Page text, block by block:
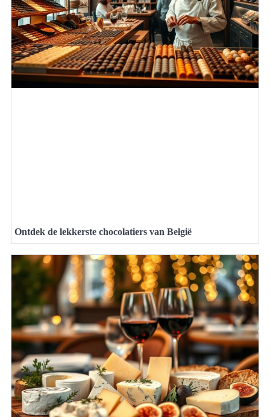
Ontdek de lekkerste chocolatiers van België